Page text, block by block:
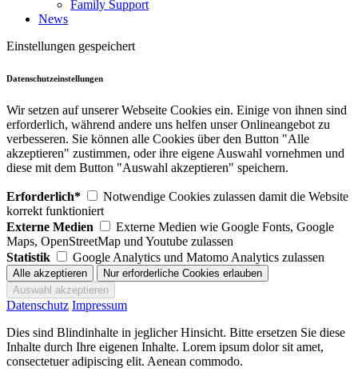
Family Support
News
Einstellungen gespeichert
Datenschutzeinstellungen
Wir setzen auf unserer Webseite Cookies ein. Einige von ihnen sind
erforderlich, während andere uns helfen unser Onlineangebot zu
verbesseren. Sie können alle Cookies über den Button "Alle
akzeptieren" zustimmen, oder ihre eigene Auswahl vornehmen und
diese mit dem Button "Auswahl akzeptieren" speichern.
Erforderlich*
Notwendige Cookies zulassen damit die Website
korrekt funktioniert
Externe Medien
Externe Medien wie Google Fonts, Google
Maps, OpenStreetMap und Youtube zulassen
Statistik
Google Analytics und Matomo Analytics zulassen
Datenschutz Impressum
Dies sind Blindinhalte in jeglicher Hinsicht. Bitte ersetzen Sie diese
Inhalte durch Ihre eigenen Inhalte. Lorem ipsum dolor sit amet,
consectetuer adipiscing elit. Aenean commodo.